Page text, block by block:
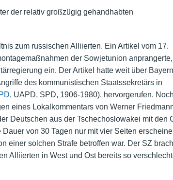
der relativ großzügig gehandhabten
zum russischen Alliierten. Ein Artikel vom 17.
der Sowjetunion anprangerte,
ein. Der Artikel hatte weit über Bayern
des kommunistischen Staatssekretärs in
, UAPD, SPD, 1906-1980), hervorgerufen. Noch
eines Lokalkommentars von Werner
Deutschen aus der Tschechoslowakei mit
von 30 Tagen nur mit vier Seiten
einer solchen Strafe betroffen war. Der SZ
Alliierten in West und Ost bereits so